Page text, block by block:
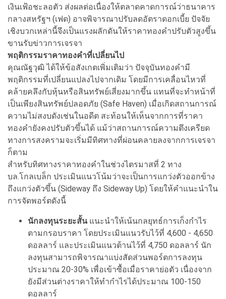
เงินเฟ้อชะลอตัว ส่งผลต่อเนื่องให้ตลาดคาดการณ์ว่าธนาคาร
กลางสหรัฐฯ (เฟด) อาจพิจารณาปรับลดอัตราดอกเบี้ย ปัจจัย
เชิงบวกเหล่านี้จึงเป็นแรงผลักดันให้ราคาทองคำปรับตัวสูงขึ้น
ขานรับข่าวการเจรจา
พฤติกรรมราคาทองคำที่เปลี่ยนไป
คุณณัฐวุฒิ ได้ให้ข้อสังเกตเพิ่มเติมว่า ปัจจุบันทองคำมี
พฤติกรรมที่เปลี่ยนแปลงไปจากเดิม โดยมีการเคลื่อนไหวที่
คล้ายคลึงกับหุ้นหรือสินทรัพย์เสี่ยงมากขึ้น แทนที่จะทำหน้าที่
เป็นเพียงสินทรัพย์ปลอดภัย (Safe Haven) เมื่อเกิดสถานการณ์
ความไม่สงบดังเช่นในอดีต สะท้อนให้เห็นจากการที่ราคา
ทองคำยังคงปรับตัวขึ้นได้ แม้ว่าสถานการณ์ความตึงเครียด
ทางการสงครามจะเริ่มมีทิศทางที่ผ่อนคลายลงจากการเจรจา
ก็ตาม
สำหรับทิศทางราคาทองคำในช่วงไตรมาสที่ 2 ทาง
บล.โกลเบล็ก ประเมินแนวโน้มว่าจะเป็นการแกว่งตัวออกข้าง
ถึงแกว่งตัวขึ้น (Sideway ถึง Sideway Up) โดยให้คำแนะนำใน
การจัดพอร์ตดังนี้
นักลงทุนระยะสั้นแนะนำให้เน้นกลยุทธ์การเก็งกำไร
ตามกรอบราคา โดยประเมินแนวรับไว้ที่ 4,600 - 4,650
ดอลลาร์ และประเมินแนวต้านไว้ที่ 4,750 ดอลลาร์ นัก
ลงทุนสามารถพิจารณาแบ่งสัดส่วนพอร์ตการลงทุน
ประมาณ 20-30% เพื่อเข้าซื้อเมื่อราคาย่อตัว เนื่องจาก
ยังมีส่วนต่างราคาให้ทำกำไรได้ประมาณ 100-150
ดอลลาร์